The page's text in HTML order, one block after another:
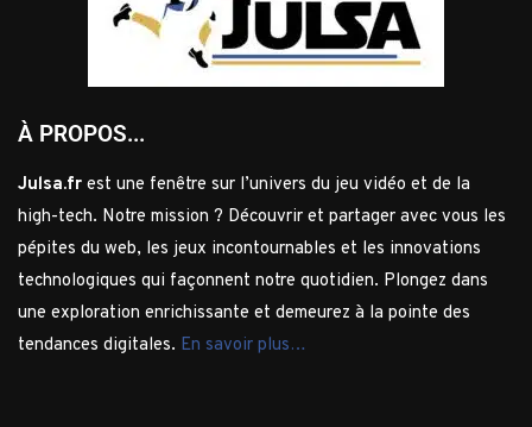
À PROPOS...
Julsa.fr est une fenêtre sur l’univers du jeu vidéo et de la
high-tech. Notre mission ? Découvrir et partager avec vous les
pépites du web, les jeux incontournables et les innovations
technologiques qui façonnent notre quotidien. Plongez dans
une exploration enrichissante et demeurez à la pointe des
tendances digitales. En savoir plus…